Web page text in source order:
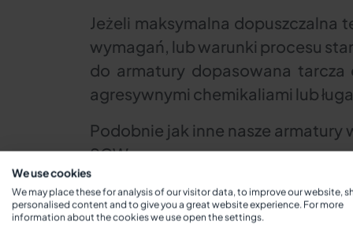
Jeżeli maksymalna dopuszczalna
wymagań, lub warunki procesu
do armatury dopasowana
agresywnymi chemikaliami lub
Podobnie jak inne nasze armatury
SGW.
Śruby
We use cookies
We may place these for analysis of our visitor data, to improve our website,
personalised content and to give you a great website experience. For more
information about the cookies we use open the settings.